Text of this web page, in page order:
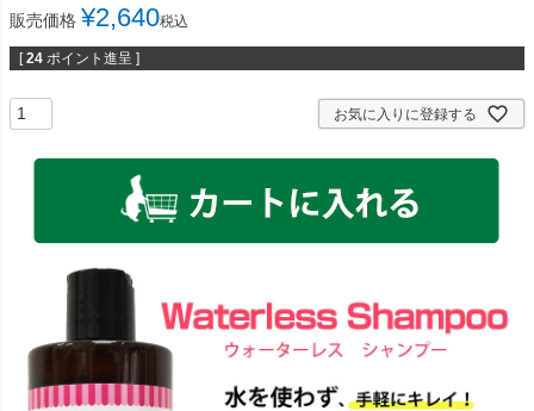
販売価格 ¥2,640税込
[ 24 ポイント進呈 ]
お気に入りに登録する